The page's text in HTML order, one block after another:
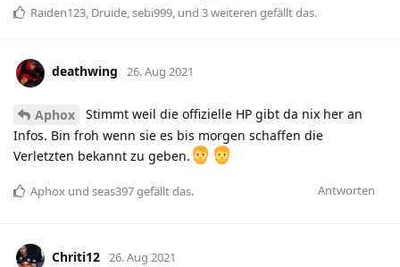
Raiden123 Druide sebi999 , und 3weiteren gefällt das.
deathwing 26. Aug 2021
Aphox
Stimmt weil die offizielle HP gibt da nix her an
Infos. Bin froh wenn sie es bis morgen schaffen die
Verletzten bekannt zu geben.
Antworten
Aphox und seas397gefällt das.
Chriti12 26. Aug 2021